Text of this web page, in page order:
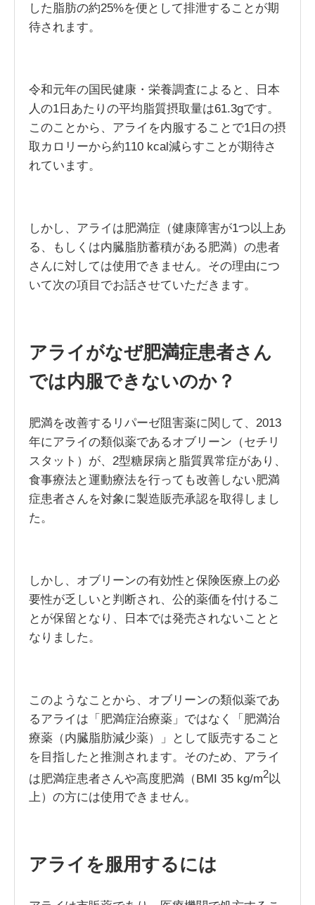
した脂肪の約25%を便として排泄することが期
待されます。
令和元年の国民健康・栄養調査によると、日本
人の1日あたりの平均脂質摂取量は61.3gです。
このことから、アライを内服することで1日の摂
取カロリーから約110 kcal減らすことが期待さ
れています。
しかし、アライは肥満症（健康障害が1つ以上あ
る、もしくは内臓脂肪蓄積がある肥満）の患者
さんに対しては使用できません。その理由につ
いて次の項目でお話させていただきます。
アライがなぜ肥満症患者さん
では内服できないのか？
肥満を改善するリパーゼ阻害薬に関して、2013
年にアライの類似薬であるオブリーン（セチリ
スタット）が、2型糖尿病と脂質異常症があり、
食事療法と運動療法を行っても改善しない肥満
症患者さんを対象に製造販売承認を取得しまし
た。
しかし、オブリーンの有効性と保険医療上の必
要性が乏しいと判断され、公的薬価を付けるこ
とが保留となり、日本では発売されないことと
なりました。
このようなことから、オブリーンの類似薬であ
るアライは「肥満症治療薬」ではなく「肥満治
療薬（内臓脂肪減少薬）」として販売すること
を目指したと推測されます。そのため、アライ
は肥満症患者さんや高度肥満（BMI 35 kg/m2以
上）の方には使用できません。
アライを服用するには